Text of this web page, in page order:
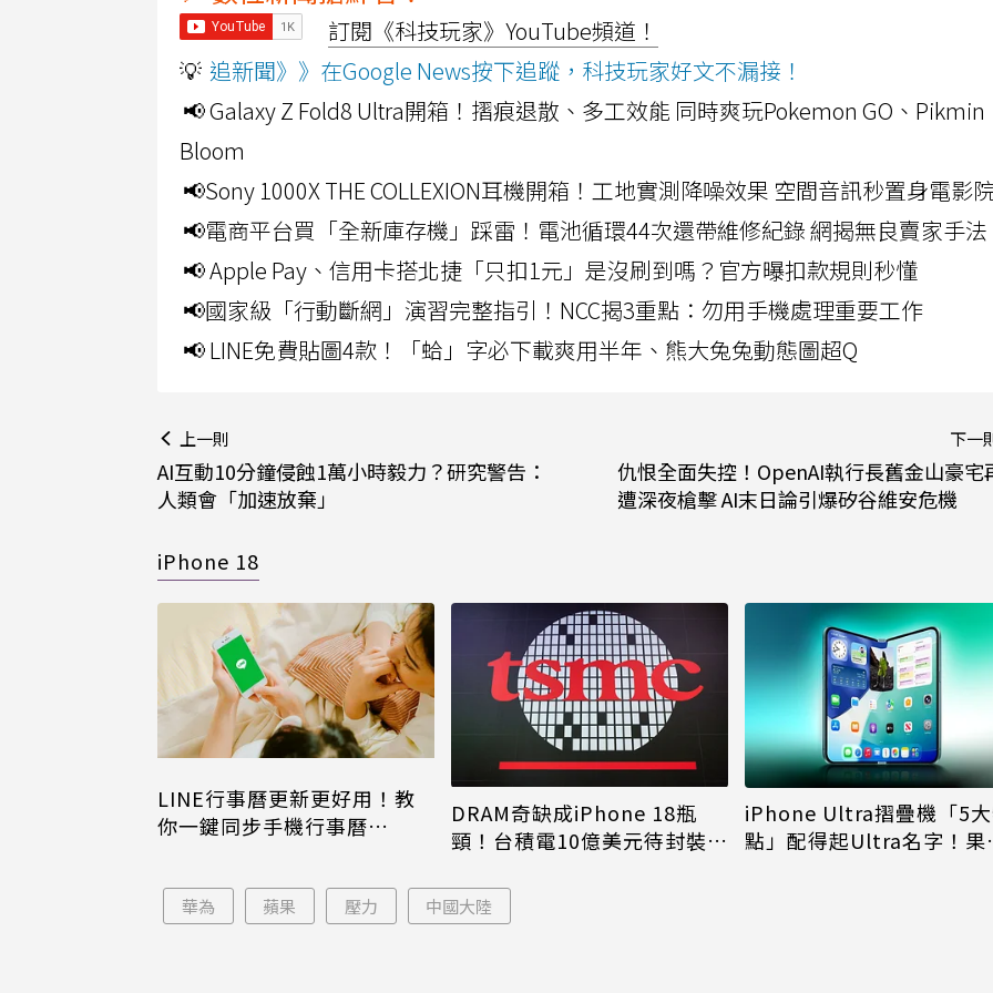
訂閱《科技玩家》YouTube頻道！
💡 追新聞》》在Google News按下追蹤，科技玩家好文不漏接！
📢 Galaxy Z Fold8 Ultra開箱！摺痕退散、多工效能 同時爽玩Pokemon GO、Pikmin
Bloom
📢Sony 1000X THE COLLEXION耳機開箱！工地實測降噪效果 空間音訊秒置身電影
📢電商平台買「全新庫存機」踩雷！電池循環44次還帶維修紀錄 網揭無良賣家手法
📢 Apple Pay、信用卡搭北捷「只扣1元」是沒刷到嗎？官方曝扣款規則秒懂
📢國家級「行動斷網」演習完整指引！NCC揭3重點：勿用手機處理重要工作
📢 LINE免費貼圖4款！「蛤」字必下載爽用半年、熊大兔兔動態圖超Q
上一則
AI互動10分鐘侵蝕1萬小時毅力？研究警告：
人類會「加速放棄」
下一
仇恨全面失控！OpenAI執行長舊金山豪宅
遭深夜槍擊 AI末日論引爆矽谷維安危機
iPhone 18
LINE行事曆更新更好用！教
你一鍵同步手機行事曆
DRAM奇缺成iPhone 18瓶
頸！台積電10億美元待封裝晶
iPhone Ultra摺疊機「5
點」配得起Ultra名字！果
華為 蘋果 壓力 中國大陸